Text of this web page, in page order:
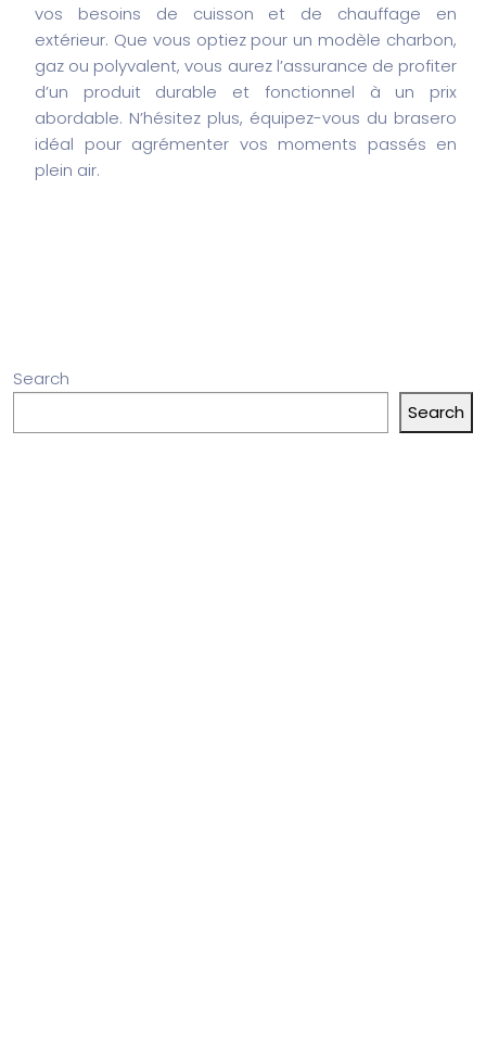
vos besoins de cuisson et de chauffage en
extérieur. Que vous optiez pour un modèle charbon,
gaz ou polyvalent, vous aurez l’assurance de profiter
d’un produit durable et fonctionnel à un prix
abordable. N’hésitez plus, équipez-vous du brasero
idéal pour agrémenter vos moments passés en
plein air.
Search
Search